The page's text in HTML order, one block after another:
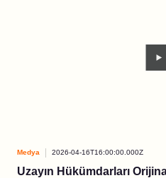
Medya 2026-04-16T16:00:00.000Z
Uzayın Hükümdarları